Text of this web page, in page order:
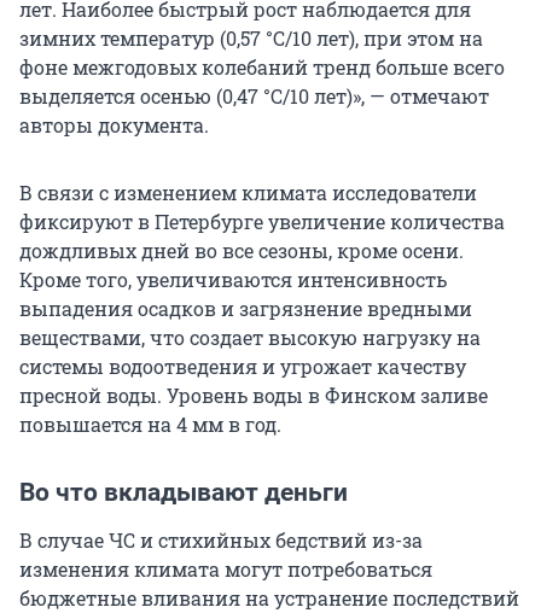
лет. Наиболее быстрый рост наблюдается для
зимних температур (0,57 °С/10 лет), при этом на
фоне межгодовых колебаний тренд больше всего
выделяется осенью (0,47 °С/10 лет)», — отмечают
авторы документа.
В связи с изменением климата исследователи
фиксируют в Петербурге увеличение количества
дождливых дней во все сезоны, кроме осени.
Кроме того, увеличиваются интенсивность
выпадения осадков и загрязнение вредными
веществами, что создает высокую нагрузку на
системы водоотведения и угрожает качеству
пресной воды. Уровень воды в Финском заливе
повышается на 4 мм в год.
Во что вкладывают деньги
В случае ЧС и стихийных бедствий из-за
изменения климата могут потребоваться
бюджетные вливания на устранение последствий